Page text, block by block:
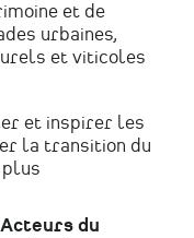
et de
urbaines,
et viticoles
et inspirer les
la transition du
Acteurs du